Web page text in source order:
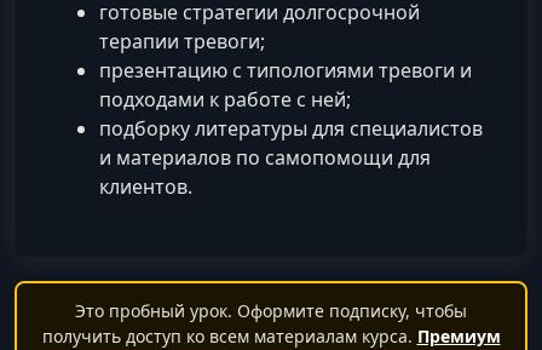
готовые стратегии долгосрочной
терапии тревоги;
презентацию с типологиями тревоги и
подходами к работе с ней;
подборку литературы для специалистов
и материалов по самопомощи для
клиентов.
Это пробный урок. Оформите подписку, чтобы
получить доступ ко всем материалам курса. Премиум